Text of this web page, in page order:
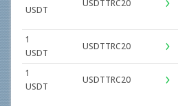
USDT
USDTTRC20
1
USDT
USDTTRC20
1
USDT
USDTTRC20